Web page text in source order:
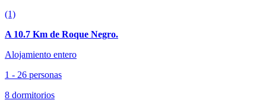
(1)
A 10.7 Km de Roque Negro.
Alojamiento entero
1 - 26 personas
8 dormitorios